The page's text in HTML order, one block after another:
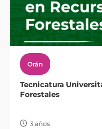
Orán
Tecnicatura
Forestales
3 años